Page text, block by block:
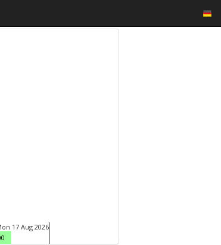
17 Aug 2026